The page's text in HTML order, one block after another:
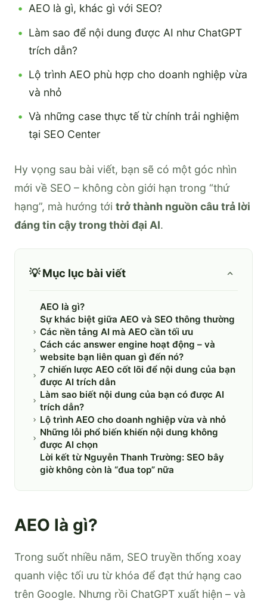
AEO là gì, khác gì với SEO?
Làm sao để nội dung được AI như ChatGPT
trích dẫn?
Lộ trình AEO phù hợp cho doanh nghiệp vừa
và nhỏ
Và những case thực tế từ chính trải nghiệm
tại SEO Center
Hy vọng sau bài viết, bạn sẽ có một góc nhìn
mới về SEO – không còn giới hạn trong “thứ
hạng”, mà hướng tới trở thành nguồn câu trả lời
đáng tin cậy trong thời đại AI.
💡 Mục lục bài viết
AEO là gì?
Sự khác biệt giữa AEO và SEO thông thường
Các nền tảng AI mà AEO cần tối ưu
Cách các answer engine hoạt động – và
website bạn liên quan gì đến nó?
7 chiến lược AEO cốt lõi để nội dung của bạn
được AI trích dẫn
Làm sao biết nội dung của bạn có được AI
trích dẫn?
Lộ trình AEO cho doanh nghiệp vừa và nhỏ
Những lỗi phổ biến khiến nội dung không
được AI chọn
Lời kết từ Nguyễn Thanh Trường: SEO bây
giờ không còn là “đua top” nữa
AEO là gì?
Trong suốt nhiều năm, SEO truyền thống xoay
quanh việc tối ưu từ khóa để đạt thứ hạng cao
trên Google. Nhưng rồi ChatGPT xuất hiện – và